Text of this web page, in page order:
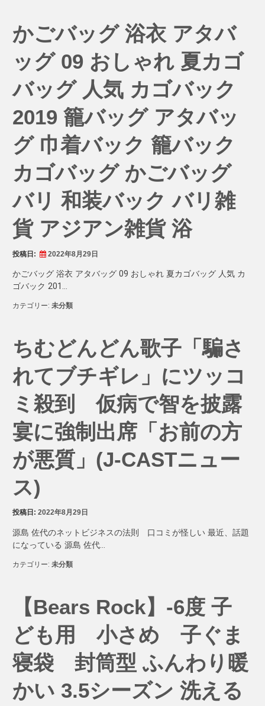
かごバッグ 浴衣 アタバ
ッグ 09 おしゃれ 夏カゴ
バッグ 人気 カゴバック
2019 籠バッグ アタバッ
グ 巾着バック 籠バック
カゴバッグ かごバッグ
バリ 和装バック バリ雑
貨 アジアン雑貨 浴
投稿日: 2022年8月29日
かごバッグ 浴衣 アタバッグ 09 おしゃれ 夏カゴバッグ 人気 カ
ゴバック 201…
カテゴリー: 未分類
ちむどんどん歌子「騙さ
れてブチギレ」にツッコ
ミ殺到 仮病で智を披露
宴に強制出席「お前の方
が悪質」(J-CASTニュー
ス)
投稿日: 2022年8月29日
源島 佐代のネットビジネスの法則 口コミが怪しい 最近、話題
になっている 源島 佐代…
カテゴリー: 未分類
【Bears Rock】-6度 子
ども用 小さめ 子ぐま
寝袋 封筒型 ふんわり暖
かい 3.5シーズン 洗える